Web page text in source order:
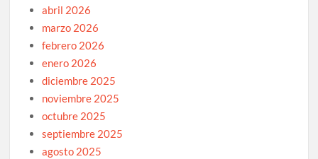
abril 2026
marzo 2026
febrero 2026
enero 2026
diciembre 2025
noviembre 2025
octubre 2025
septiembre 2025
agosto 2025